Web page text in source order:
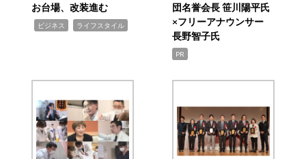
お台場、改装進む
ビジネス ライフスタイル
団名誉会長 笹川陽平氏
×フリーアナウンサー
長野智子氏
PR